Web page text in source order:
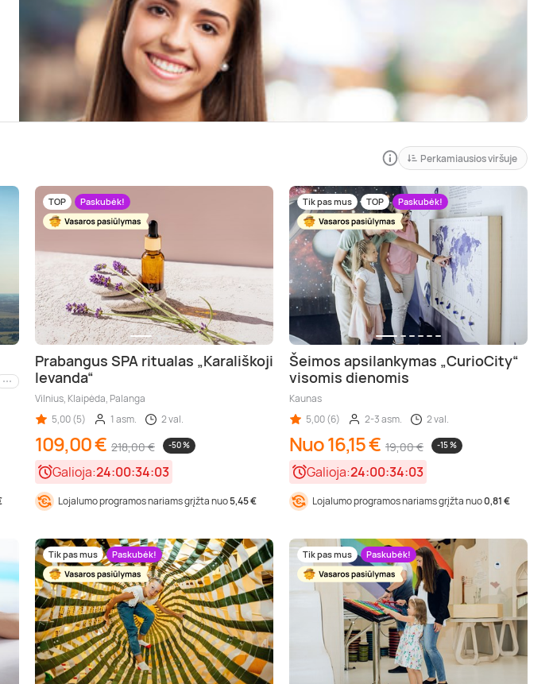
Perkamiausios viršuje
(aps.), Panevėžys (aps.), Alytus (aps.), Marijampolė (aps.), Telšiai (aps.)
Kiti miestai
TOP Paskubėk!
Prabangus SPA ritualas „Karališkoji
levanda“
Vilnius, Klaipėda, Palanga
5,00 (5)
1 asm. 2 val.
109,00 € 218,00 € -50 %
Galioja:24:00:34:01
Lojalumo programos nariams grįžta nuo5,45 €
Tik pas mus TOP Paskubėk!
Šeimos apsilankymas „CurioCity“
visomis dienomis
Kaunas
5,00 (6)
2-3 asm. 2 val.
Nuo 16,15 € 19,00 € -15 %
Galioja:24:00:34:01
Lojalumo programos nariams grįžta nuo0,81 €
Tik pas mus Paskubėk! Tik pas mus Paskubėk!